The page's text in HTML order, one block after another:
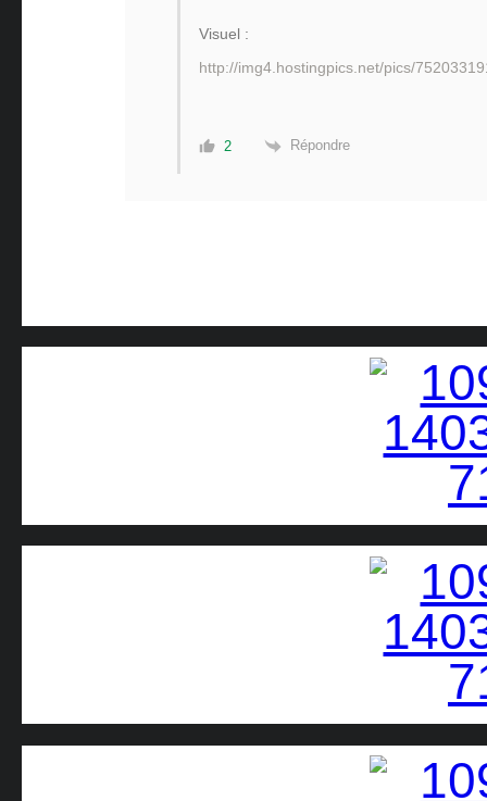
Visuel :
http://img4.hostingpics.net/pics/
2 Répondre